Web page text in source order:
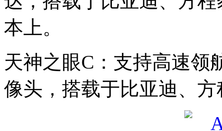
本上。
天神之眼C：支持高速领
像头，搭载于比亚迪、